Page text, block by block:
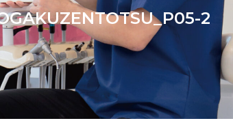
不正咬合の種類
よくあるご質問
メリットとリスク
横浜 矯正歯科情報
2